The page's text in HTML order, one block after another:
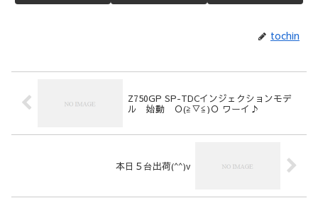
tochin
Z750GP SP-TDCインジェクションモデ
ル 始動 Ｏ(≧▽≦)Ｏ ワーイ♪
本日５台出荷(^^)v